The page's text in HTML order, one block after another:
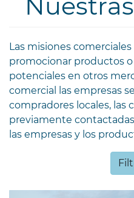
Las misiones
promocionar productos
potenciales en otros
comercial las empresas
compradores locales, las
previamente
las empresas y los